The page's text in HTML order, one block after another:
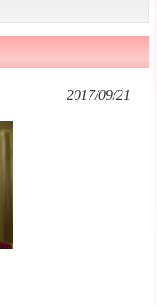
2017/09/21